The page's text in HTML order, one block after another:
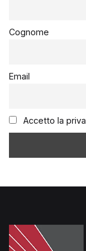
Cognome
Email
Accetto la